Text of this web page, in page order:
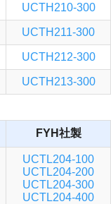
UCTH210-300
UCTH211-300
UCTH212-300
UCTH213-300
FYH社製
UCTL204-100
UCTL204-200
UCTL204-300
UCTL204-400